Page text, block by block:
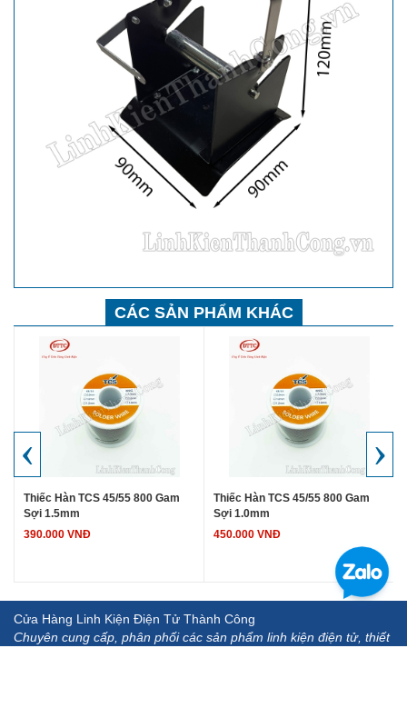
CÁC SẢN PHẨM KHÁC
Thiếc Hàn TCS 45/55 800 Gam
Sợi 1.5mm
390.000 VNĐ
Thiếc Hàn TCS 45/55 800 Gam
Sợi 1.0mm
450.000 VNĐ
‹ ›
Cửa Hàng Linh Kiện Điện Tử Thành Công
Chuyên cung cấp, phân phối các sản phẩm linh kiện điện tử, thiết